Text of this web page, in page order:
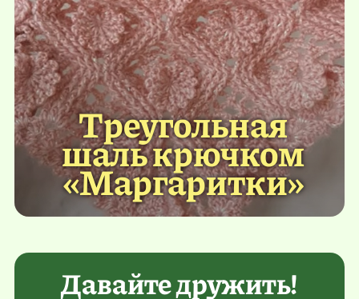
Треугольная
шаль крючком
«Маргаритки»
Давайте дружить!